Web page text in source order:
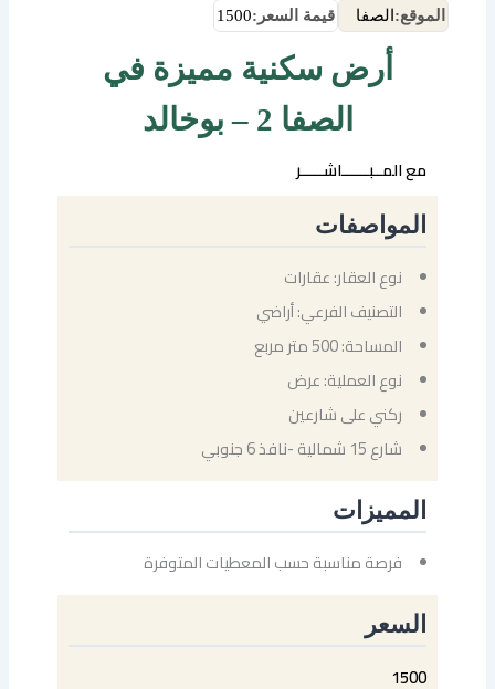
الموقع:الصفا قيمة السعر:1500
أرض سكنية مميزة في
الصفا 2 – بوخالد
مع المــبــــــاشـــــر
المواصفات
نوع العقار: عقارات
التصنيف الفرعي: أراضي
المساحة: 500 متر مربع
نوع العملية: عرض
ركني على شارعين
شارع 15 شمالية -نافذ 6 جنوبي
المميزات
فرصة مناسبة حسب المعطيات المتوفرة
السعر
1500